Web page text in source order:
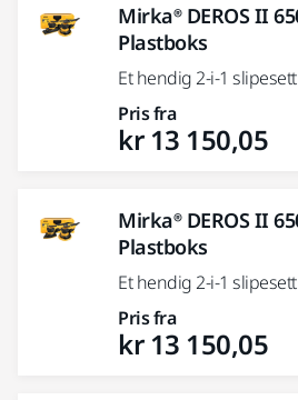
Mirka® DEROS II
Plastboks
Et hendig 2-i-1 slipesett
Pris fra
kr 13 150,05
Mirka® DEROS II
Plastboks
Et hendig 2-i-1 slipesett
Pris fra
kr 13 150,05